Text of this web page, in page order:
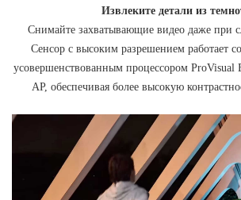
Извлеките детали из
Снимайте захватывающие видео даже при
Сенсор с высоким разрешением работает
усовершенствованным процессором ProVisual
AP, обеспечивая более высокую